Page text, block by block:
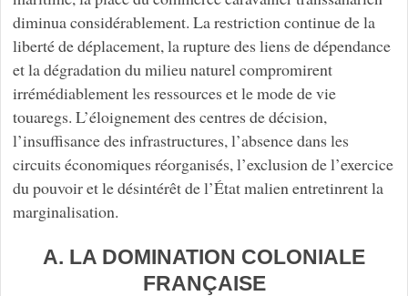
diminua considérablement. La restriction continue de la
liberté de déplacement, la rupture des liens de dépendance
et la dégradation du milieu naturel compromirent
irrémédiablement les ressources et le mode de vie
touaregs. L’éloignement des centres de décision,
l’insuffisance des infrastructures, l’absence dans les
circuits économiques réorganisés, l’exclusion de l’exercice
du pouvoir et le désintérêt de l’État malien entretinrent la
marginalisation.
A. LA DOMINATION COLONIALE
FRANÇAISE